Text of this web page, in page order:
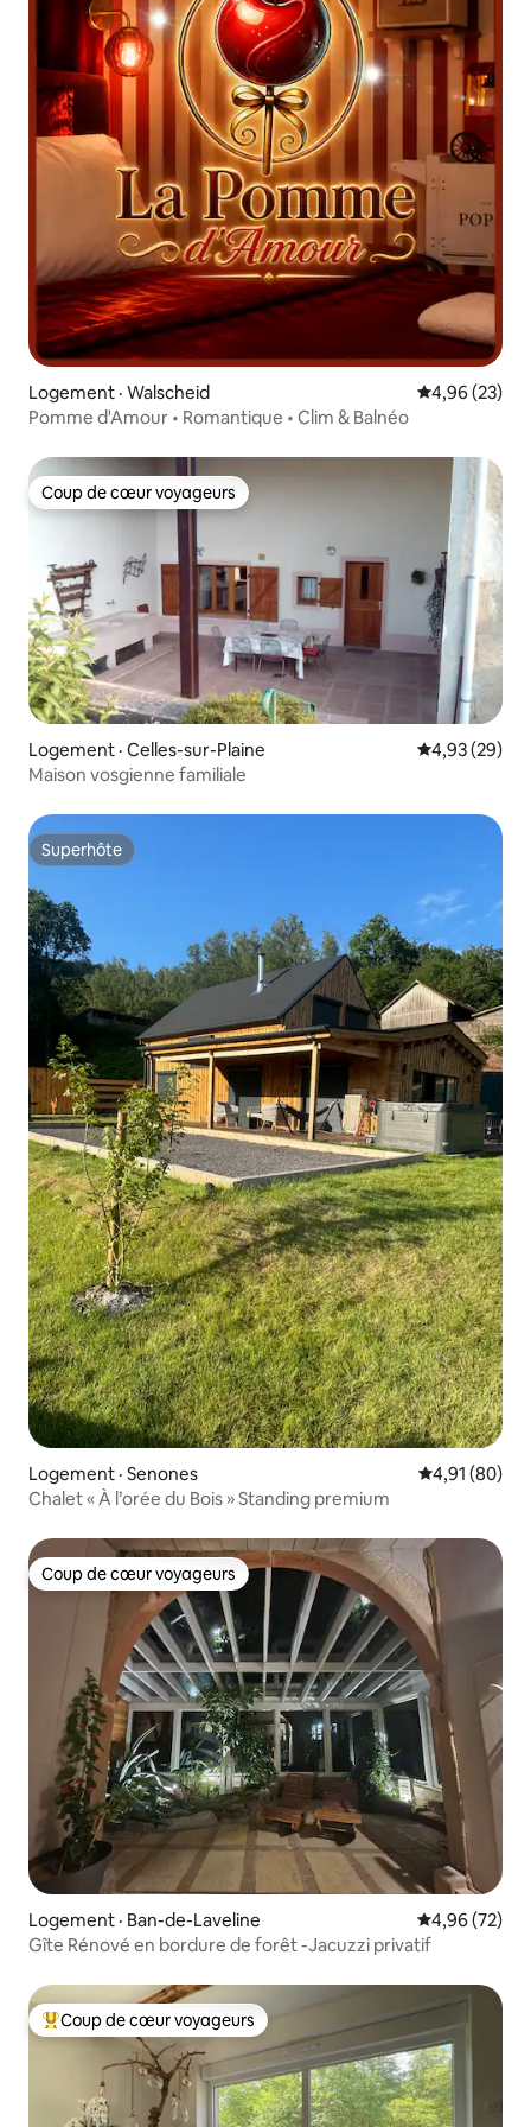
Logement · Walscheid Note
4,96 (23)
Pomme d'Amour • Romantique • Clim & Balnéo
Coup de cœur voyageurs
Coup de cœur voyageurs
Logement · Celles-sur-Plaine Note
4,93 (29)
Maison vosgienne familiale
Superhôte
Superhôte
Logement · Senones Note
4,91 (80)
Chalet « À l’orée du Bois » Standing premium
Coup de cœur voyageurs
Coup de cœur voyageurs
Logement · Ban-de-Laveline Note
4,96 (72)
Gîte Rénové en bordure de forêt -Jacuzzi privatif
Coup de cœur voyageurs parmi les plus aimés
Coup de cœur voyageurs